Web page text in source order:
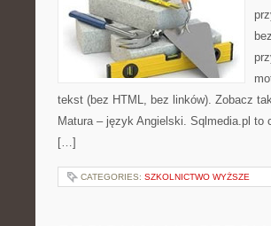
tekst (bez HTML, bez linków). Zobacz
Matura – język Angielski. Sqlmedia.pl
[…]
CATEGORIES: SZKOLNICTWO WYŻSZE